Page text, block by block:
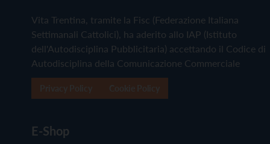
Vita Trentina, tramite la Fisc (Federazione Italiana
Settimanali Cattolici), ha aderito allo IAP (Istituto
dell'Autodisciplina Pubblicitaria) accettando il Codice di
Autodisciplina della Comunicazione Commerciale
E-Shop